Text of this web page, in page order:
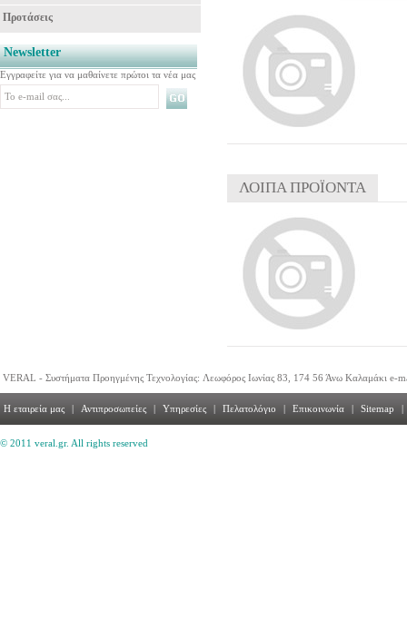
Προτάσεις
Newsletter
Εγγραφείτε για να μαθαίνετε πρώτοι τα νέα μας
ΛΟΙΠΑ ΠΡΟΪΟΝΤΑ
VERAL - Συστήματα Προηγμένης Τεχνολογίας: Λεωφόρος Ιωνίας 83, 174 56 Άνω Καλαμάκι e-
Η εταιρεία μας | Αντιπροσωπείες | Υπηρεσίες | Πελατολόγιο | Επικοινωνία | Sitemap |
© 2011 veral.gr. All rights reserved